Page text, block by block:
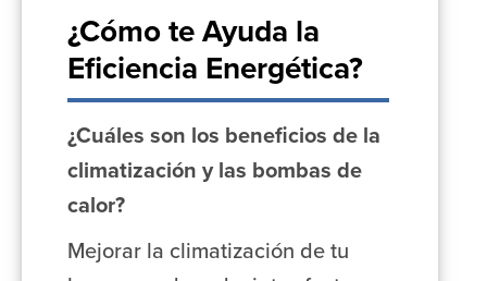
¿Cómo te Ayuda la
Eficiencia Energética?
¿Cuáles son los beneficios de la
climatización y las bombas de
calor?
Mejorar la climatización de tu